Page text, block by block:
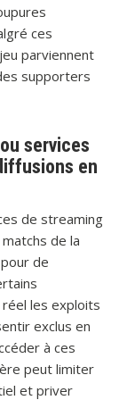
ces
parviennent
supporters
services
en
de streaming
de la
de
les exploits
exclus en
à ces
peut limiter
et priver